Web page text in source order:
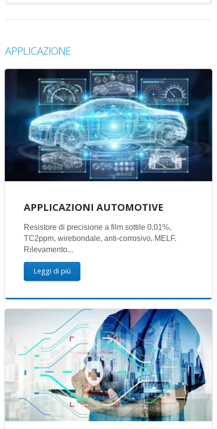
APPLICAZIONE
APPLICAZIONI AUTOMOTIVE
Resistore di precisione a film sottile 0,01%,
TC2ppm, wirebondale, anti-corrosivo, MELF.
Rilevamento...
Leggi di più